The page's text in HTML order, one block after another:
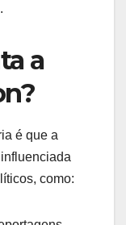
a
é que a
como: